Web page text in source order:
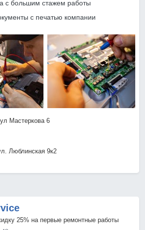
с большим стажем работы
с печатью компании
Мастеркова 6
Люблинская 9к2
25% на первые ремонтные работы